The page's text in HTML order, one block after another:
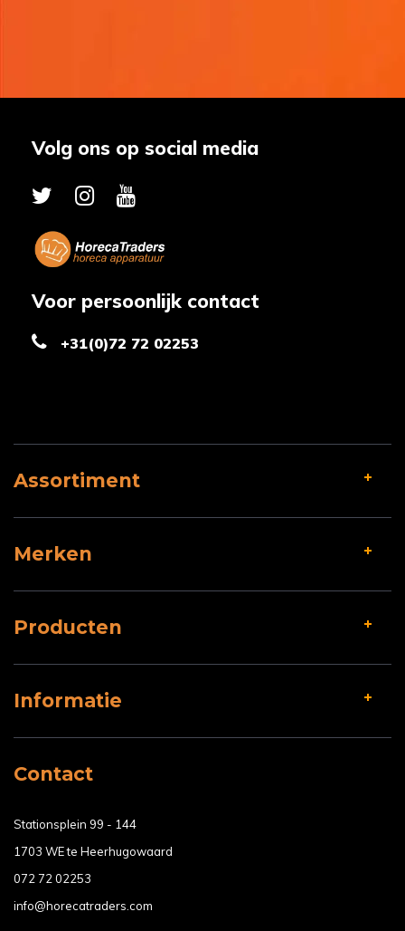
Volg ons op social media
Voor persoonlijk contact
+31(0)72 72 02253
Assortiment
Merken
Producten
Informatie
Contact
Stationsplein 99 - 144
1703 WE te Heerhugowaard
072 72 02253
info@horecatraders.com